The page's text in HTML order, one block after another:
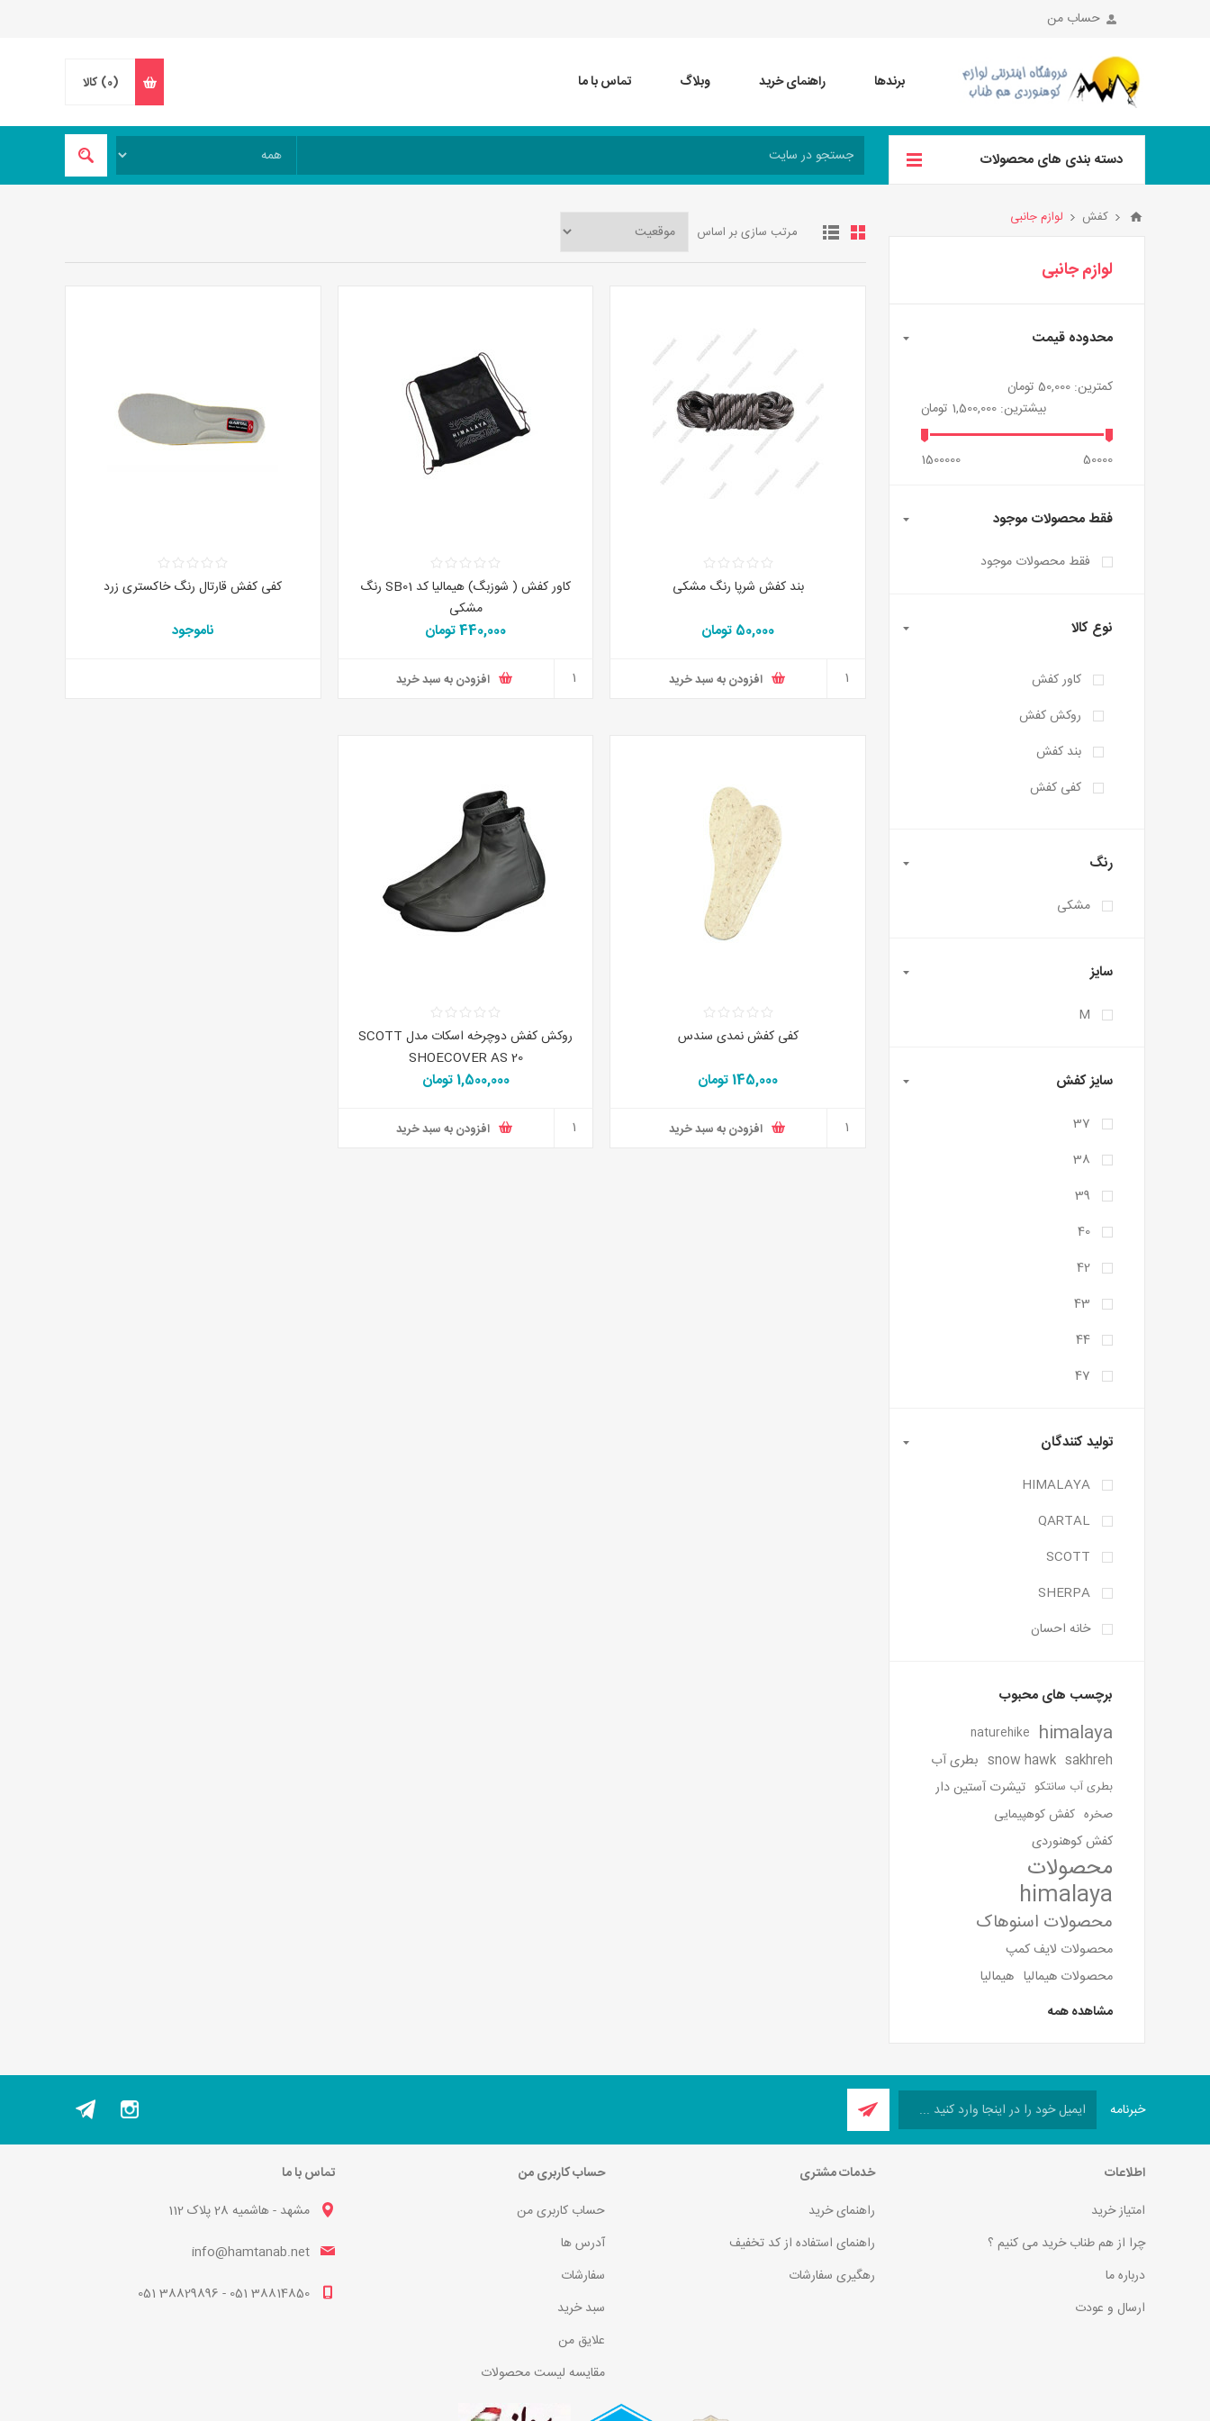
حساب من
برندها راهنمای خرید وبلاگ تماس با ما (0) کالا
دسته بندی های محصولات
کفش لوازم جانبی
مرتب سازی بر اساس
بند کفش شرپا رنگ مشکی
50,000 تومان
افزودن به سبد خرید
کاور کفش ( شوزبگ) هیمالیا کد SB01 رنگ
مشکی
440,000 تومان
افزودن به سبد خرید
کفی کفش قارتال رنگ خاکستری زرد
ناموجود
کفی کفش نمدی سندس
145,000 تومان
افزودن به سبد خرید
روکش کفش دوچرخه اسکات مدل SCOTT
SHOECOVER AS 20
1,500,000 تومان
افزودن به سبد خرید
لوازم جانبی
محدوده قیمت
کمترین: 50,000 تومان
بیشترین: 1,500,000 تومان
50000
1500000
فقط محصولات موجود
فقط محصولات موجود
نوع کالا
کاور کفش
روکش کفش
بند کفش
کفی کفش
رنگ
مشکی
سایز
M
سایز کفش
37
38
39
40
42
43
44
47
تولید کنندگان
HIMALAYA
QARTAL
SCOTT
SHERPA
خانه احسان
برچسب های محبوب
himalaya
naturehike
sakhreh
snow hawk بطری آب
بطری آب سانتکو تیشرت آستین دار
صخره کفش کوهپیمایی
کفش کوهنوردی
محصولات
himalaya
محصولات اسنوهاک
محصولات لایف کمپ
محصولات هیمالیا هیمالیا
مشاهده همه
خبرنامه
اطلاعات
امتیاز خرید
چرا از هم طناب خرید می کنیم ؟
درباره ما
ارسال و عودت
خدمات مشتری
راهنمای خرید
راهنمای استفاده از کد تخفیف
رهگیری سفارشات
حساب کاربری من
حساب کاربری من
آدرس ها
سفارشات
سبد خرید
علایق من
مقایسه لیست محصولات
تماس با ما
مشهد - هاشمیه 28 پلاک 112
info@hamtanab.net
38814850 051 - 38829896 051